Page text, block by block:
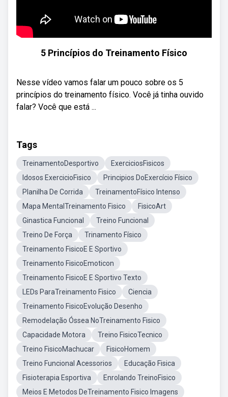
5 Princípios do Treinamento Físico
Nesse vídeo vamos falar um pouco sobre os 5
princípios do treinamento físico. Você já tinha ouvido
falar? Você que está ...
Tags
TreinamentoDesportivo
ExerciciosFisicos
Idosos ExercicioFisico
Principios DoExercício Físico
Planilha De Corrida
TreinamentoFísico Intenso
Mapa MentalTreinamento Fisico
FisicoArt
Ginastica Funcional
Treino Funcional
Treino De Força
Trinamento Físico
Treinamento FisicoE E Sportivo
Treinamento FisicoEmoticon
Treinamento FisicoE E Sportivo Texto
LEDs ParaTreinamento Fisico
Ciencia
Treinamento FisicoEvolução Desenho
Remodelação Óssea NoTreinamento Fisico
Capacidade Motora
Treino FisicoTecnico
Treino FisicoMachucar
FisicoHomem
Treino Funcional Acessorios
Educação Fisica
Fisioterapia Esportiva
Enrolando TreinoFisico
Meios E Metodos DeTreinamento Fisico Imagens